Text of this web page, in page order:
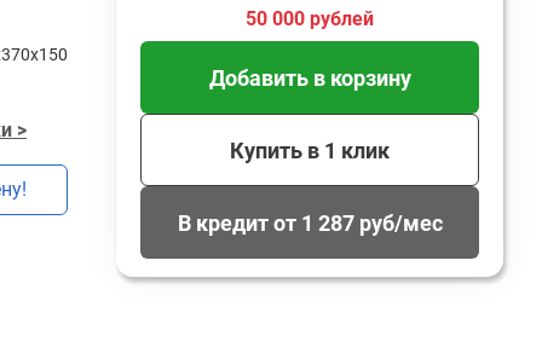
>
50 000 рублей
Добавить в корзину
Купить в 1 клик
В кредит от 1 287 руб/мес